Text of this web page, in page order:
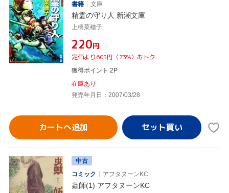
書籍
文庫
精霊の守り人 新潮文庫
上橋菜穂子,
¥220円
定価より605円（73%）おトク
獲得ポイント 2P
在庫あり
発売年月日：2007/03/28
カートへ追加
中古
コミック
アフタヌーンKC
蟲師(1) アフタヌーンKC